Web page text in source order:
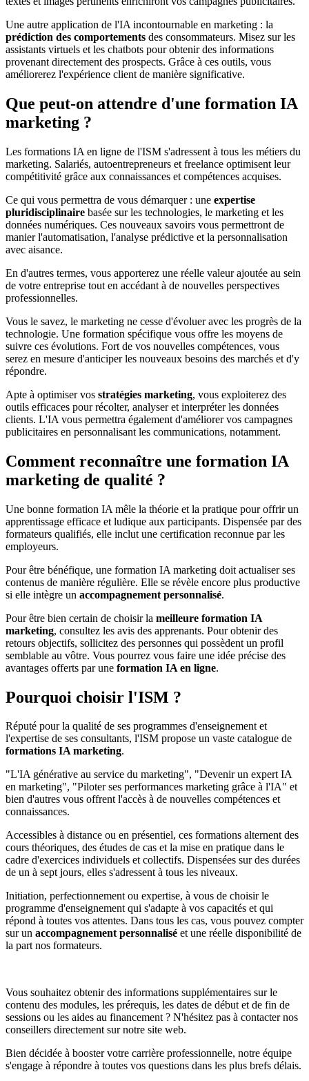
Une autre application de l'IA incontournable en marketing : la
prédiction des comportements des consommateurs. Misez sur les
assistants virtuels et les chatbots pour obtenir des informations
provenant directement des prospects. Grâce à ces outils, vous
améliorerez l'expérience client de manière significative.
Que peut-on attendre d'une formation IA
marketing ?
Les formations IA en ligne de l'ISM s'adressent à tous les métiers du
marketing. Salariés, autoentrepreneurs et freelance optimisent leur
compétitivité grâce aux connaissances et compétences acquises.
Ce qui vous permettra de vous démarquer : une expertise
pluridisciplinaire basée sur les technologies, le marketing et les
données numériques. Ces nouveaux savoirs vous permettront de
manier l'automatisation, l'analyse prédictive et la personnalisation
avec aisance.
En d'autres termes, vous apporterez une réelle valeur ajoutée au sein
de votre entreprise tout en accédant à de nouvelles perspectives
professionnelles.
Vous le savez, le marketing ne cesse d'évoluer avec les progrès de la
technologie. Une formation spécifique vous offre les moyens de
suivre ces évolutions. Fort de vos nouvelles compétences, vous
serez en mesure d'anticiper les nouveaux besoins des marchés et d'y
répondre.
Apte à optimiser vos stratégies marketing, vous exploiterez des
outils efficaces pour récolter, analyser et interpréter les données
clients. L'IA vous permettra également d'améliorer vos campagnes
publicitaires en personnalisant les communications, notamment.
Comment reconnaître une formation IA
marketing de qualité ?
Une bonne formation IA mêle la théorie et la pratique pour offrir un
apprentissage efficace et ludique aux participants. Dispensée par des
formateurs qualifiés, elle inclut une certification reconnue par les
employeurs.
Pour être bénéfique, une formation IA marketing doit actualiser ses
contenus de manière régulière. Elle se révèle encore plus productive
si elle intègre un accompagnement personnalisé.
Pour être bien certain de choisir la meilleure formation IA
marketing, consultez les avis des apprenants. Pour obtenir des
retours objectifs, sollicitez des personnes qui possèdent un profil
semblable au vôtre. Vous pourrez vous faire une idée précise des
avantages offerts par une formation IA en ligne.
Pourquoi choisir l'ISM ?
Réputé pour la qualité de ses programmes d'enseignement et
l'expertise de ses consultants, l'ISM propose un vaste catalogue de
formations IA marketing.
"L'IA générative au service du marketing", "Devenir un expert IA
en marketing", "Piloter ses performances marketing grâce à l'IA" et
bien d'autres vous offrent l'accès à de nouvelles compétences et
connaissances.
Accessibles à distance ou en présentiel, ces formations alternent des
cours théoriques, des études de cas et la mise en pratique dans le
cadre d'exercices individuels et collectifs. Dispensées sur des durées
de un à sept jours, elles s'adressent à tous les niveaux.
Initiation, perfectionnement ou expertise, à vous de choisir le
programme d'enseignement qui s'adapte à vos capacités et qui
répond à toutes vos attentes. Dans tous les cas, vous pouvez compter
sur un accompagnement personnalisé et une réelle disponibilité de
la part nos formateurs.
Vous souhaitez obtenir des informations supplémentaires sur le
contenu des modules, les prérequis, les dates de début et de fin de
sessions ou les aides au financement ? N'hésitez pas à contacter nos
conseillers directement sur notre site web.
Bien décidée à booster votre carrière professionnelle, notre équipe
s'engage à répondre à toutes vos questions dans les plus brefs délais.